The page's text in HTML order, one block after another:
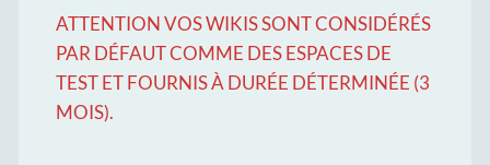
ATTENTION VOS WIKIS SONT CONSIDÉRÉS
PAR DÉFAUT COMME DES ESPACES DE
TEST ET FOURNIS À DURÉE DÉTERMINÉE (3
MOIS).